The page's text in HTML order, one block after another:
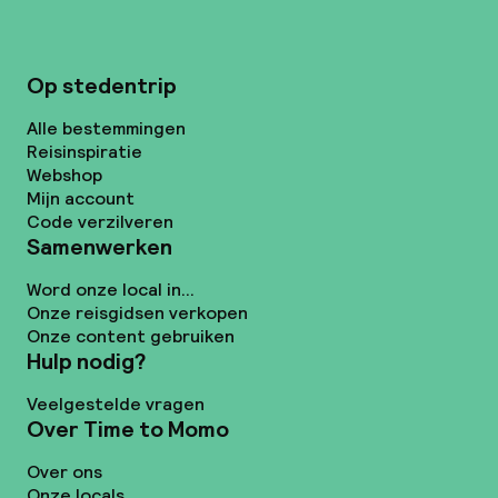
Op stedentrip
Alle bestemmingen
Reisinspiratie
Webshop
Mijn account
Code verzilveren
Samenwerken
Word onze local in...
Onze reisgidsen verkopen
Onze content gebruiken
Hulp nodig?
Veelgestelde vragen
Over Time to Momo
Over ons